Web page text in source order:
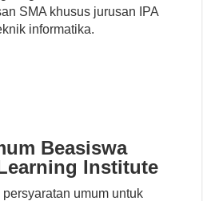
SMA khusus jurusan IPA
informatika.
Beasiswa
Institute
umum untuk